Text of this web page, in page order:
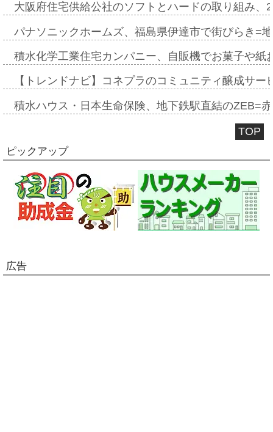
大阪府住宅供給公社のソフトとハードの取り組み
パナソニックホームズ、福島県伊達市で街びらき=
積水化学工業住宅カンパニー、自販機でお菓子や
【トレンドナビ】コネプラのコミュニティ醸成サ
積水ハウス・日本生命保険、地下鉄駅直結のZEB=
TOP
ピックアップ
広告